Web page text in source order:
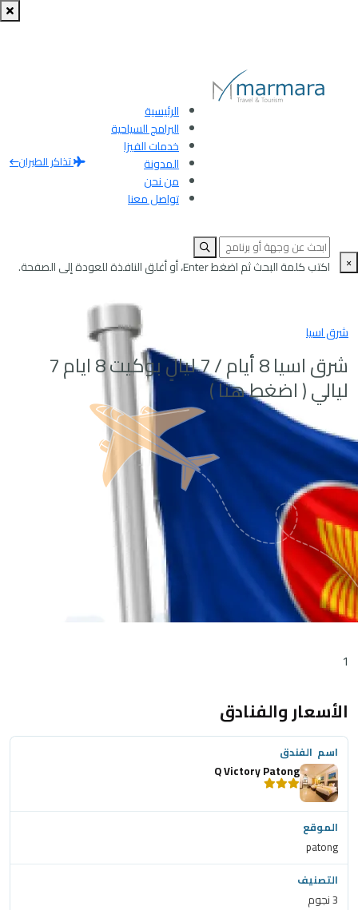
الرئيسية
البرامج السياحية
خدمات الفيزا
المدونة
من نحن
تواصل معنا
تذاكر الطيران
× اكتب كلمة البحث ثم اضغط Enter، أو أغلق النافذة للعودة إلى الصفحة.
شرق اسيا
شرق اسيا 8 أيام / 7 ليالٍ بوكيت 8 ايام 7
ليالي ( اضغط هنا )
1
الأسعار والفنادق
Q Victory Patong
patong
3 نجوم